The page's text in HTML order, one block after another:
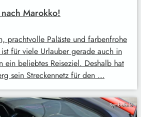
Marokko!
prachtvolle Paläste und farbenfrohe
für viele Urlauber gerade auch in
ein beliebtes Reiseziel. Deshalb hat
sein Streckennetz für den …
Symbolbild